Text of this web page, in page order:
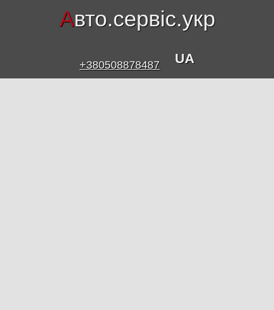
Авто.сервіс.укр
+380508878487 UA